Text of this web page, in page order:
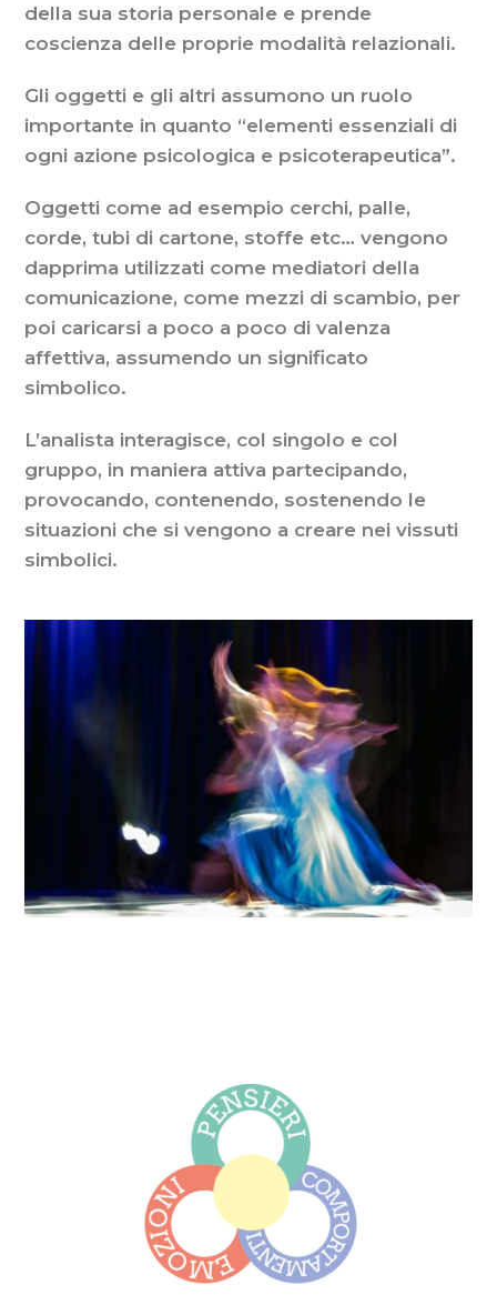
della sua storia personale e prende
coscienza delle proprie modalità relazionali.
Gli oggetti e gli altri assumono un ruolo
importante in quanto “elementi essenziali di
ogni azione psicologica e psicoterapeutica”.
Oggetti come ad esempio cerchi, palle,
corde, tubi di cartone, stoffe etc… vengono
dapprima utilizzati come mediatori della
comunicazione, come mezzi di scambio, per
poi caricarsi a poco a poco di valenza
affettiva, assumendo un significato
simbolico.
L’analista interagisce, col singolo e col
gruppo, in maniera attiva partecipando,
provocando, contenendo, sostenendo le
situazioni che si vengono a creare nei vissuti
simbolici.